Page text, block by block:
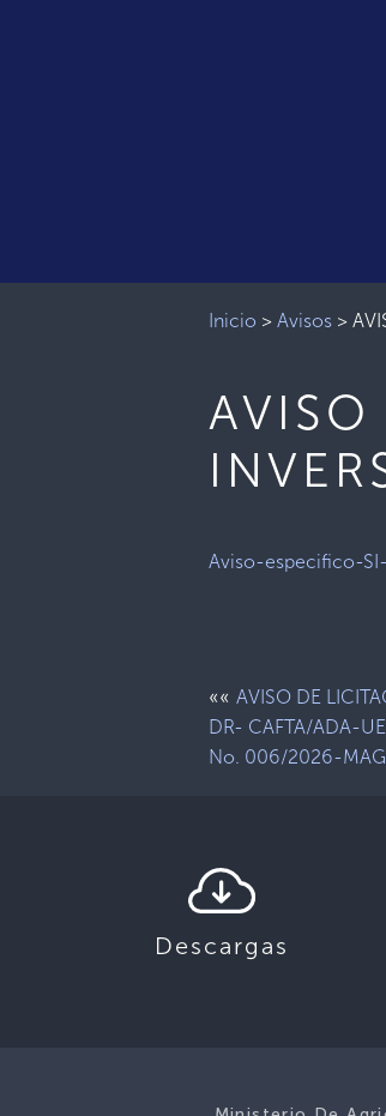
Inicio >Avisos >
Aviso-especifico-
««AVISO DE
DR- CAFTA/ADA-
No. 006/2026-MAG
Descargas